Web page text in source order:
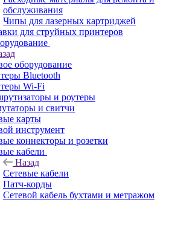
обслуживания
Чипы для лазерных картриджей
для струйных принтеров
оборудование
Bluetooth
Wi-Fi
и роутеры
и свитчи
карты
инструмент
коннекторы и розетки
кабели
Назад
Сетевые кабели
Патч-корды
Сетевой кабель бухтами и метражом